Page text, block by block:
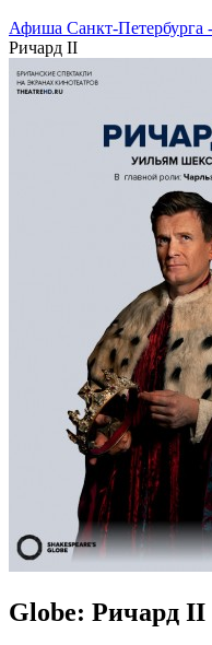
Афиша Санкт-Петербурга -
Ричард II
Globe: Ричард II